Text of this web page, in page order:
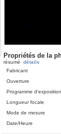
Propriétés de la
résumé détails
Fabricant
Ouverture
Programme d'exposition
Longueur focale
Mode de mesure
Date/Heure